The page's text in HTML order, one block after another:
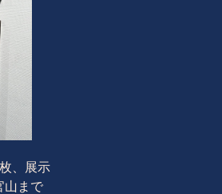
、展示
山まで